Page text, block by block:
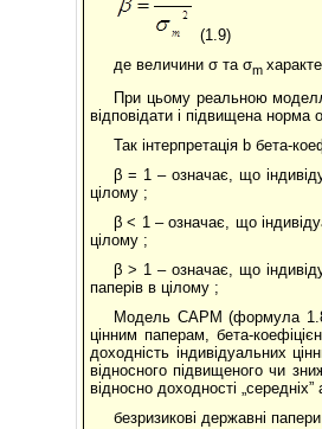
(1.9)
де величини σ та σm
При цьому реальною
відповідати і підвищена норма
Так інтерпретація b бета-
β = 1 – означає, що
цілому ;
β < 1 – означає, що
цілому ;
β > 1 – означає, що
паперів в цілому ;
Модель САРМ (формула 1.8),
цінним паперам, бета-
доходність індивідуальних
відносного підвищеного чи
відносно доходності „середніх”
безризикові державні